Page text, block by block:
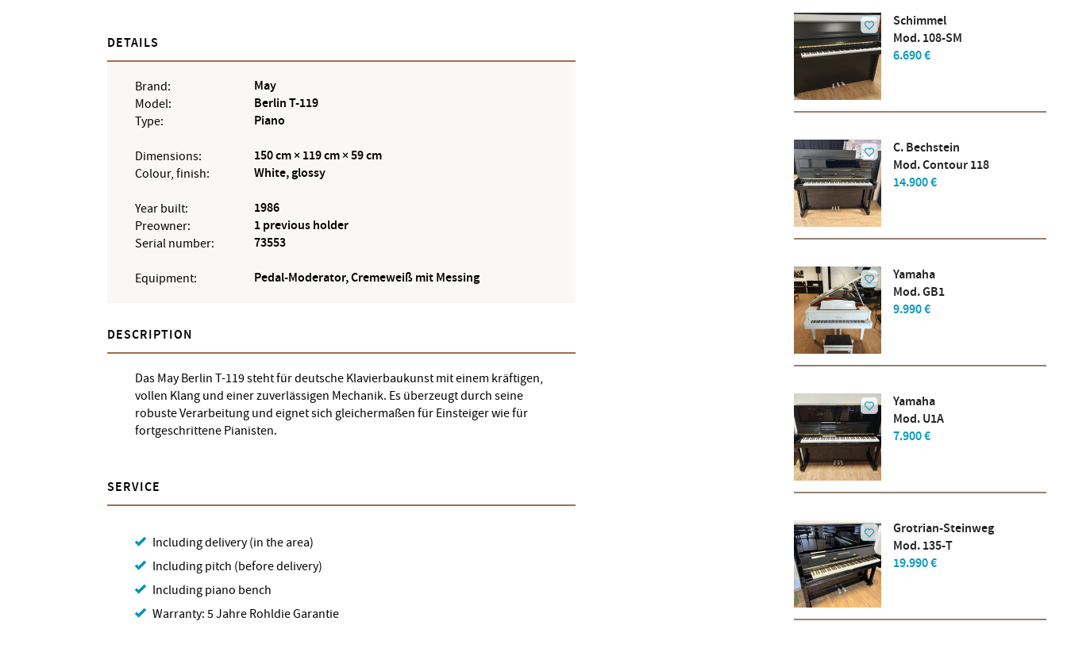
DETAILS
Brand: May
Model: Berlin T-119
Type: Piano
Dimensions: 150 cm × 119 cm × 59 cm
Colour, finish: White, glossy
Year built: 1986
Preowner: 1 previous holder
Serial number: 73553
Equipment: Pedal-Moderator, Cremeweiß mit Messing
DESCRIPTION
Das May Berlin T-119 steht für deutsche Klavierbaukunst mit einem kräftigen,
vollen Klang und einer zuverlässigen Mechanik. Es überzeugt durch seine
robuste Verarbeitung und eignet sich gleichermaßen für Einsteiger wie für
fortgeschrittene Pianisten.
SERVICE
Including delivery (in the area)
Including pitch (before delivery)
Including piano bench
Warranty: 5 Jahre Rohldie Garantie
Schimmel
Mod. 108-SM
6.690 €
C. Bechstein
Mod. Contour 118
14.900 €
Yamaha
Mod. GB1
9.990 €
Yamaha
Mod. U1A
7.900 €
Grotrian-Steinweg
Mod. 135-T
19.990 €